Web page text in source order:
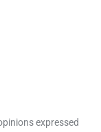
expressed